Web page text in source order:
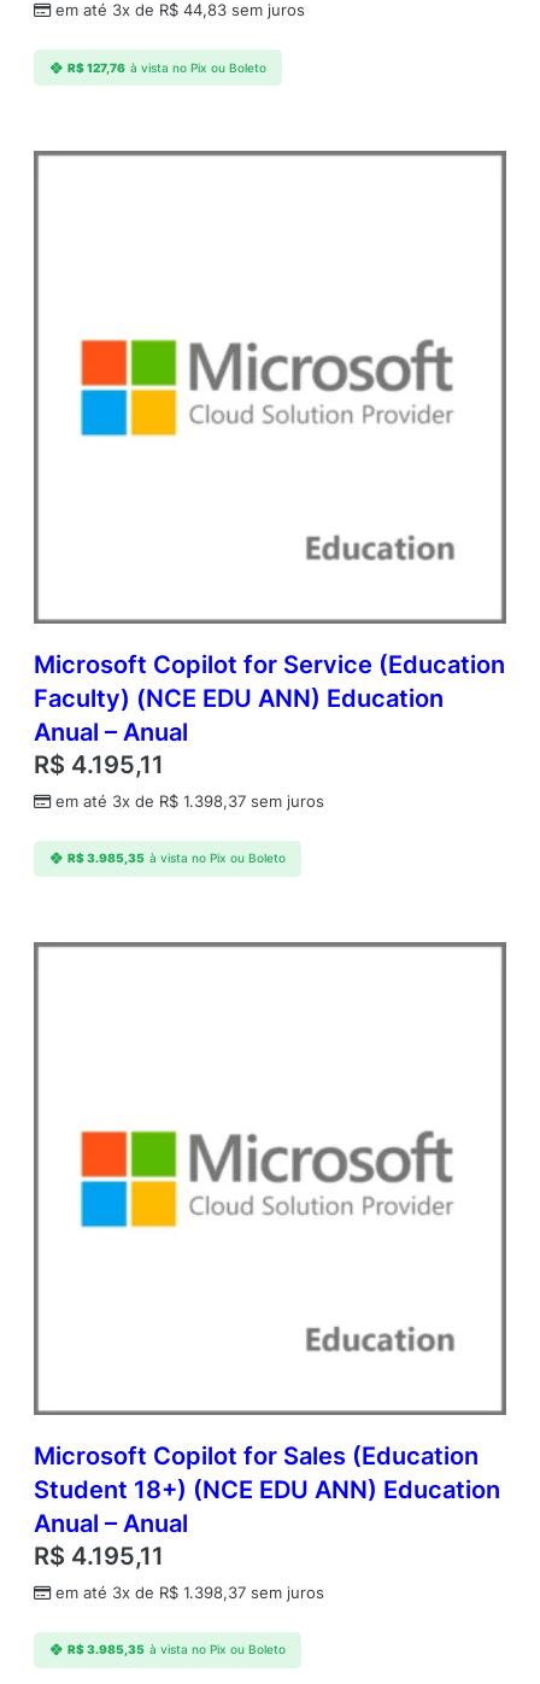
em até 3x de R$ 44,83 sem juros
R$127,76 à vista no Pix ou Boleto
Microsoft Copilot for Service (Education
Faculty) (NCE EDU ANN) Education
Anual – Anual
R$ 4.195,11
em até 3x de R$ 1.398,37 sem juros
R$3.985,35 à vista no Pix ou Boleto
Microsoft Copilot for Sales (Education
Student 18+) (NCE EDU ANN) Education
Anual – Anual
R$ 4.195,11
em até 3x de R$ 1.398,37 sem juros
R$3.985,35 à vista no Pix ou Boleto